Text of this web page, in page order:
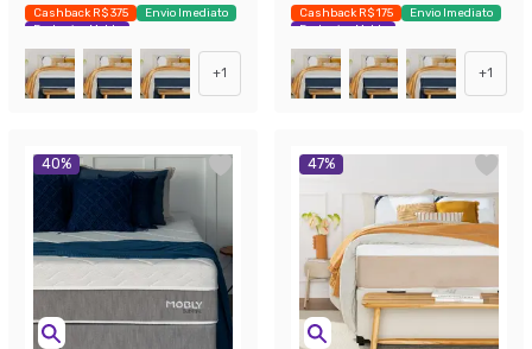
Cashback R$ 375
Envio Imediato
Exclusivo Mobly
+1
Cashback R$ 175
Envio Imediato
Exclusivo Mobly
+1
40% 47%